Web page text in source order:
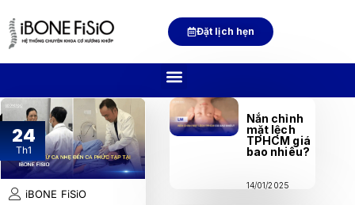
Đặt lịch hẹn
24
Th1
iBONE FiSiO
Nắn chỉnh
mặt lệch
TPHCM giá
bao nhiêu?
14/01/2025